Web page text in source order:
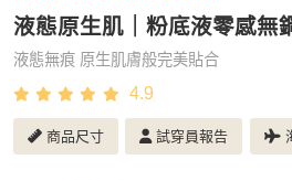
液態原生肌｜粉底液零感無
液態無痕 原生肌膚般完美貼合
4.9
商品尺寸 試穿員報告